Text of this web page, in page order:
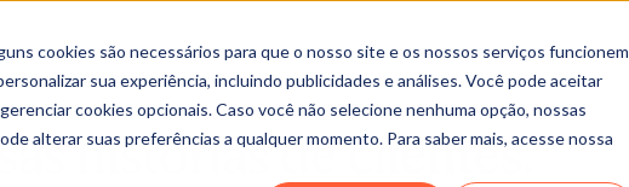
cookies são necessários para que o nosso site e os nossos serviços funcionem
sua experiência, incluindo publicidades e análises. Você pode aceitar
cookies opcionais. Caso você não selecione nenhuma opção, nossas
alterar suas preferências a qualquer momento. Para saber mais, acesse nossa
histórias de clientes.